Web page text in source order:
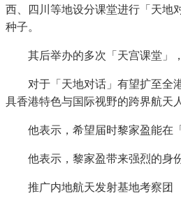
西、四川等地设分课堂进行「天地
种子。
其后举办的多次「天宫课堂」
对于「天地对话」有望扩至全
具香港特色与国际视野的跨界航天人
他表示，希望届时黎家盈能在
他表示，黎家盈带来强烈的身
推广内地航天发射基地考察团